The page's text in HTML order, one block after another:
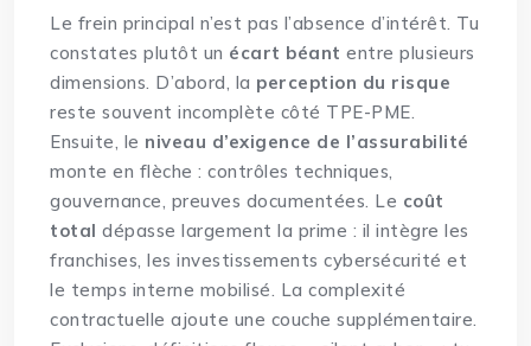
Le frein principal n’est pas l’absence d’intérêt. Tu
constates plutôt un écart béant entre plusieurs
dimensions. D’abord, la perception du risque
reste souvent incomplète côté TPE-PME.
Ensuite, le niveau d’exigence de l’assurabilité
monte en flèche : contrôles techniques,
gouvernance, preuves documentées. Le coût
total dépasse largement la prime : il intègre les
franchises, les investissements cybersécurité et
le temps interne mobilisé. La complexité
contractuelle ajoute une couche supplémentaire.